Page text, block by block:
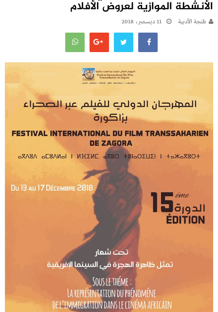
الأنشطة الموازية لعروض الأفلام
طنجة الأدبية 11 ديسمبر، 2018